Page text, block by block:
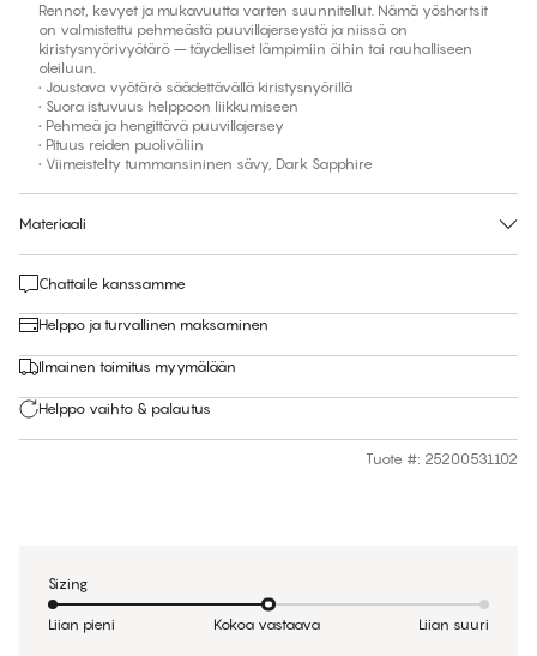
Rennot, kevyet ja mukavuutta varten suunnitellut. Nämä yöshortsit
on valmistettu pehmeästä puuvillajerseystä ja niissä on
kiristysnyörivyötärö – täydelliset lämpimiin öihin tai rauhalliseen
oleiluun.
• Joustava vyötärö säädettävällä kiristysnyörillä
• Suora istuvuus helppoon liikkumiseen
• Pehmeä ja hengittävä puuvillajersey
• Pituus reiden puoliväliin
• Viimeistelty tummansininen sävy, Dark Sapphire
Materiaali
Chattaile kanssamme
Helppo ja turvallinen maksaminen
Ilmainen toimitus myymälään
Helppo vaihto & palautus
Tuote #: 25200531102
Sizing
Liian pieni Kokoa vastaava Liian suuri